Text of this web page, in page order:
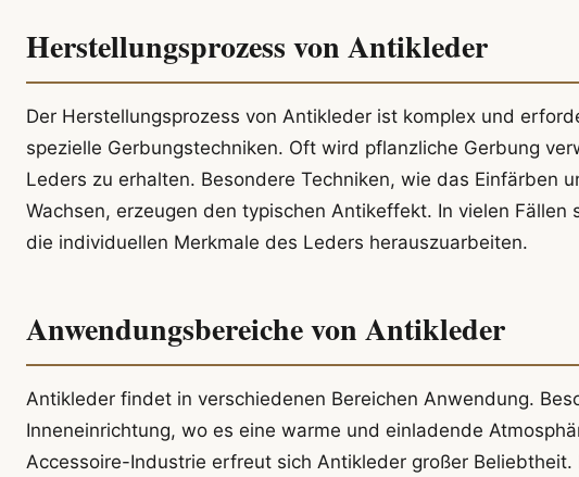
Herstellungsprozess von Antikleder
Der Herstellungsprozess von Antikleder ist komplex und
spezielle Gerbungstechniken. Oft wird pflanzliche Gerbung
Leders zu erhalten. Besondere Techniken, wie das Einfärben
Wachsen, erzeugen den typischen Antikeffekt. In vielen
die individuellen Merkmale des Leders herauszuarbeiten.
Anwendungsbereiche von Antikleder
Antikleder findet in verschiedenen Bereichen Anwendung.
Inneneinrichtung, wo es eine warme und einladende
Accessoire-Industrie erfreut sich Antikleder großer